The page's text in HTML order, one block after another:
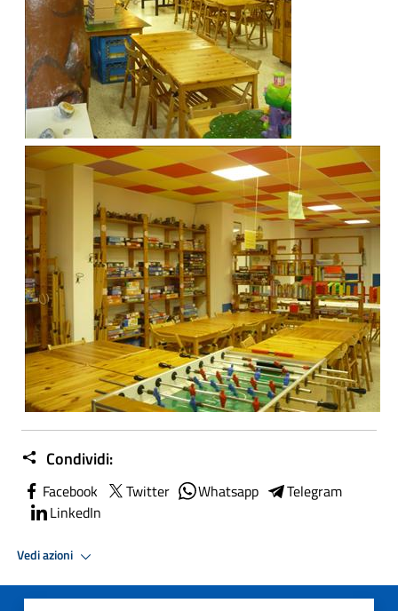
Condividi:
Facebook Twitter Whatsapp
Telegram
LinkedIn
Vedi azioni